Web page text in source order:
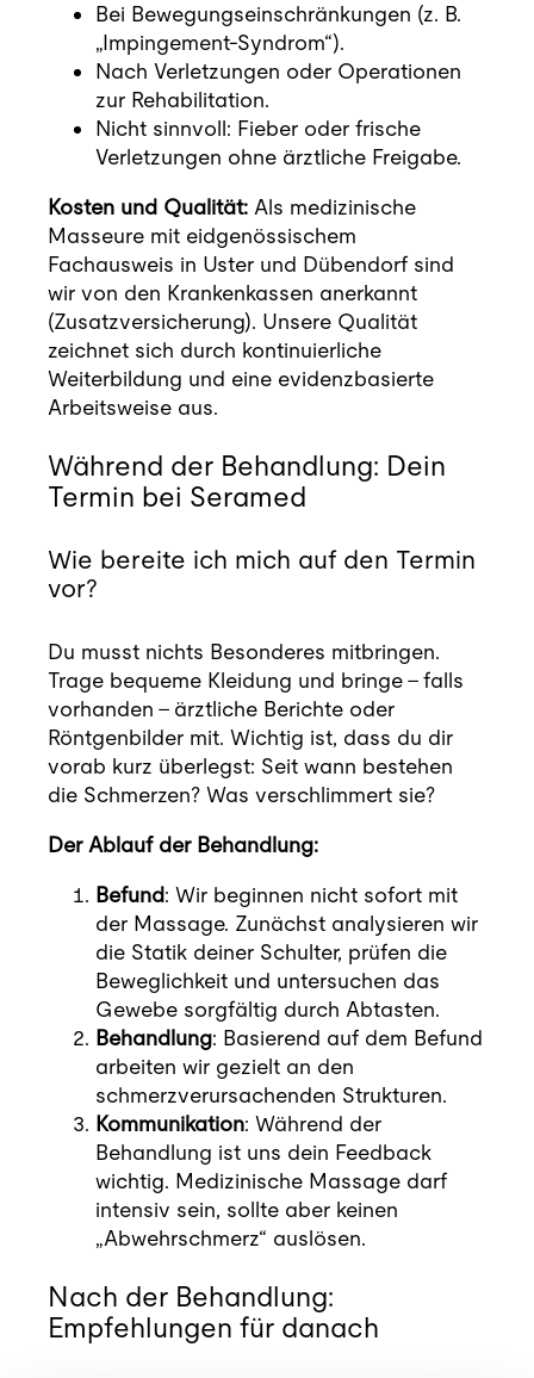
Bei Bewegungseinschränkungen (z. B.
„Impingement-Syndrom“).
Nach Verletzungen oder Operationen
zur Rehabilitation.
Nicht sinnvoll: Fieber oder frische
Verletzungen ohne ärztliche Freigabe.
Kosten und Qualität:Als medizinische
Masseure mit eidgenössischem
Fachausweis in Uster und Dübendorf sind
wir von den Krankenkassen anerkannt
(Zusatzversicherung). Unsere Qualität
zeichnet sich durch kontinuierliche
Weiterbildung und eine evidenzbasierte
Arbeitsweise aus.
Während der Behandlung: Dein
Termin bei Seramed
Wie bereite ich mich auf den Termin
vor?
Du musst nichts Besonderes mitbringen.
Trage bequeme Kleidung und bringe – falls
vorhanden – ärztliche Berichte oder
Röntgenbilder mit. Wichtig ist, dass du dir
vorab kurz überlegst: Seit wann bestehen
die Schmerzen? Was verschlimmert sie?
Der Ablauf der Behandlung:
Befund: Wir beginnen nicht sofort mit
der Massage. Zunächst analysieren wir
die Statik deiner Schulter, prüfen die
Beweglichkeit und untersuchen das
Gewebe sorgfältig durch Abtasten.
Behandlung: Basierend auf dem Befund
arbeiten wir gezielt an den
schmerzverursachenden Strukturen.
Kommunikation: Während der
Behandlung ist uns dein Feedback
wichtig. Medizinische Massage darf
intensiv sein, sollte aber keinen
„Abwehrschmerz“ auslösen.
Nach der Behandlung:
Empfehlungen für danach